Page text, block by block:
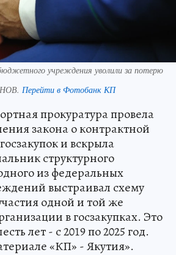
учреждения уволили за потерю
Перейти в Фотобанк КП
прокуратура провела
закона о контрактной
и вскрыла
структурного
из федеральных
выстраивал схему
одной и той же
в госзакупках. Это
лет - с 2019 по 2025 год.
«КП» - Якутия».